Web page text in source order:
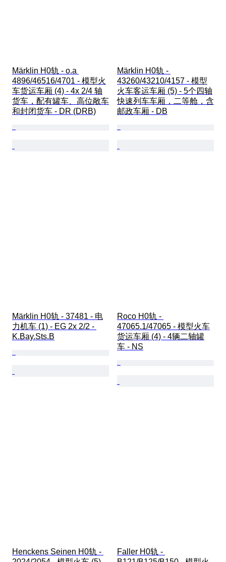
Märklin H0轨 - o.a
4896/46516/4701 - 模型火
车货运车厢 (4) - 4x 2/4 轴
货车，配有罐车、高位敞车
和封闭货车 - DR (DRB)
Märklin H0轨 -
43260/43210/4157 - 模型
火车客运车厢 (5) - 5个四轴
快速列车车厢，二等舱，含
邮政车厢 - DB
Märklin H0轨 - 37481 - 电
力机车 (1) - EG 2x 2/2 -
K.Bay.Sts.B
Roco H0轨 -
47065.1/47065 - 模型火车
货运车厢 (4) - 4辆二轴罐
车 - NS
Henckens Seinen H0轨 -
Faller H0轨 -